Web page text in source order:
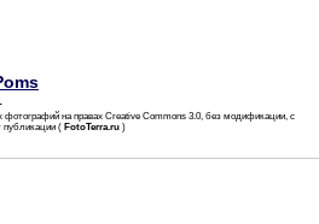
фотографий на правах Creative Commons 3.0, без модификации, с
публикации ( FotoTerra.ru )